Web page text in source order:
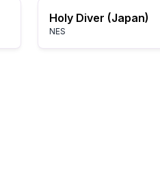
Holy Diver (Japan)
NES